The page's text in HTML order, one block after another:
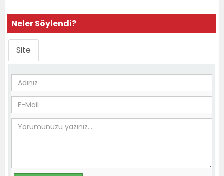
Neler Söylendi?
Site